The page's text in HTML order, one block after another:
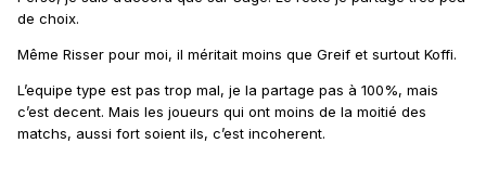
de choix.
Même Risser pour moi, il méritait moins que Greif et surtout Koffi.
L’equipe type est pas trop mal, je la partage pas à 100%, mais
c’est decent. Mais les joueurs qui ont moins de la moitié des
matchs, aussi fort soient ils, c’est incoherent.